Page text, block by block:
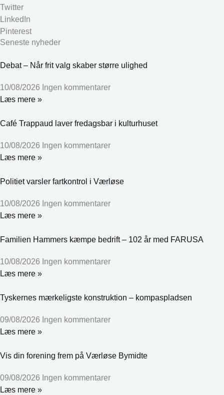
Twitter
LinkedIn
Pinterest
Seneste nyheder
Debat – Når frit valg skaber større ulighed
10/08/2026 Ingen kommentarer
Læs mere »
Café Trappaud laver fredagsbar i kulturhuset
10/08/2026 Ingen kommentarer
Læs mere »
Politiet varsler fartkontrol i Værløse
10/08/2026 Ingen kommentarer
Læs mere »
Familien Hammers kæmpe bedrift – 102 år med FARUSA
10/08/2026 Ingen kommentarer
Læs mere »
Tyskernes mærkeligste konstruktion – kompaspladsen
09/08/2026 Ingen kommentarer
Læs mere »
Vis din forening frem på Værløse Bymidte
09/08/2026 Ingen kommentarer
Læs mere »